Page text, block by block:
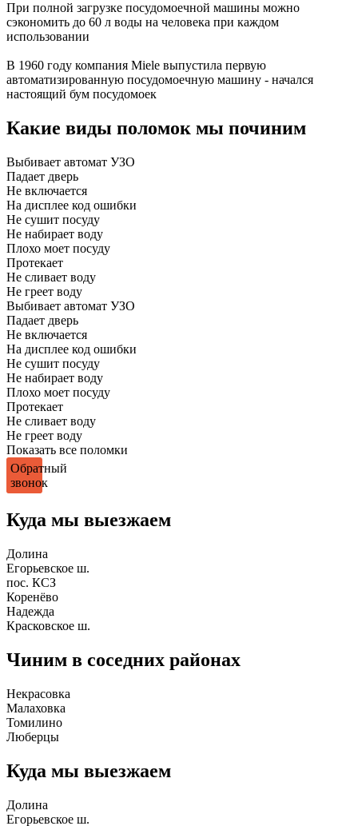
При полной загрузке посудомоечной машины можно
сэкономить до 60 л воды на человека при каждом
использовании
В 1960 году компания Miele выпустила первую
автоматизированную посудомоечную машину - начался
настоящий бум посудомоек
Какие виды поломок мы починим
Выбивает автомат УЗО
Падает дверь
Не включается
На дисплее код ошибки
Не сушит посуду
Не набирает воду
Плохо моет посуду
Протекает
Не сливает воду
Не греет воду
Выбивает автомат УЗО
Падает дверь
Не включается
На дисплее код ошибки
Не сушит посуду
Не набирает воду
Плохо моет посуду
Протекает
Не сливает воду
Не греет воду
Показать все поломки
Обратный
звонок
Куда мы выезжаем
Долина
Егорьевское ш.
пос. КСЗ
Коренёво
Надежда
Красковское ш.
Чиним в соседних районах
Некрасовка
Малаховка
Томилино
Люберцы
Куда мы выезжаем
Долина
Егорьевское ш.